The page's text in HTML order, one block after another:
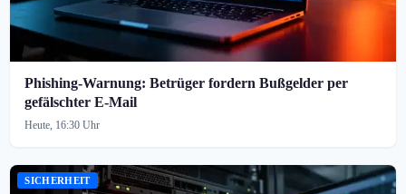
Phishing-Warnung: Betrüger fordern Bußgelder per
gefälschter E-Mail
Heute, 16:30 Uhr
SICHERHEIT